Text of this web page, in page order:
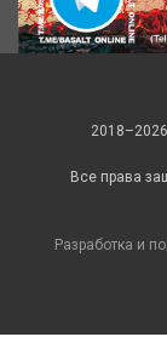
Все права
Разработка и